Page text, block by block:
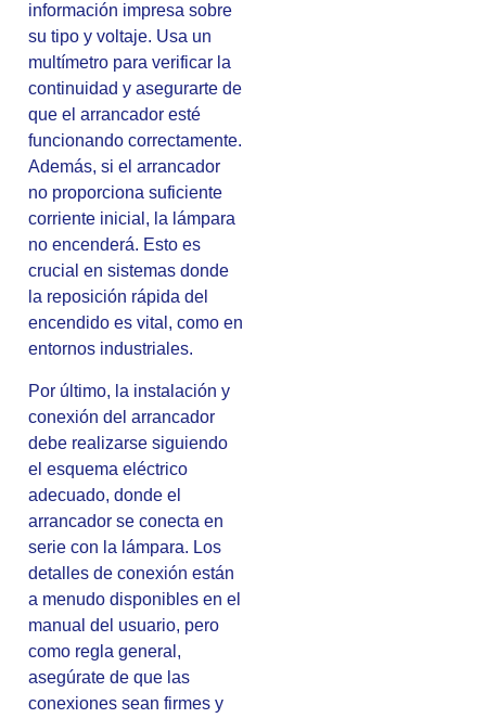
información impresa sobre
su tipo y voltaje. Usa un
multímetro para verificar la
continuidad y asegurarte de
que el arrancador esté
funcionando correctamente.
Además, si el arrancador
no proporciona suficiente
corriente inicial, la lámpara
no encenderá. Esto es
crucial en sistemas donde
la reposición rápida del
encendido es vital, como en
entornos industriales.
Por último, la instalación y
conexión del arrancador
debe realizarse siguiendo
el esquema eléctrico
adecuado, donde el
arrancador se conecta en
serie con la lámpara. Los
detalles de conexión están
a menudo disponibles en el
manual del usuario, pero
como regla general,
asegúrate de que las
conexiones sean firmes y